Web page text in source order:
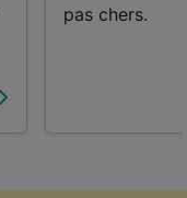
pas chers.